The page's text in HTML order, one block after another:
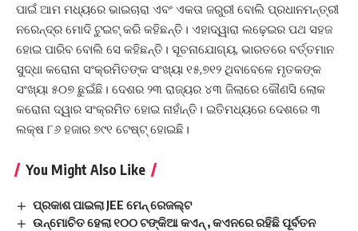
ପାଇଁ ଆମ ମଧ୍ୟରେ ଭାଇଚାରା ଏବଂ ଏକତା ଜରୁରୀ ବୋଲି ପ୍ରଧାନମନ୍ତ୍ରୀ
ନରେନ୍ଦ୍ର ମୋଦି ଟୁଇଟ୍‌ କରି କହିଛନ୍ତି। ଏହାଦ୍ୱାରା ଲଢ଼େଇର ପଥ ସହଜ
ହୋଇ ପାରିବ ବୋଲି ସେ କହିଛନ୍ତି। ସୂଚନାଯୋଗ୍ୟ, ଭାରତରେ ବର୍ତ୍ତମାନ
ସୁଦ୍ଧା କରୋନା ସଂକ୍ରମିତଙ୍କ ସଂଖ୍ୟା ୧୫,୭୧୨ ଥିବାବେଳେ ମୃତକଙ୍କ
ସଂଖ୍ୟା ୫୦୭ ଛୁଇଁଛି। ଦେଶର ୨୩ ରାଜ୍ୟର ୪୩ ଜିଲାରେ କୌଣସି ଲୋକ
କରୋନା ଦ୍ୱାର ସଂକ୍ରମିତ ହୋଇ ନାହାଁନ୍ତି। ଇତିମଧ୍ୟରେ ଦେଶରେ ୩
ଲକ୍ଷ ୮୬ ହଜାର ୭୯୧ ଟେଷ୍ଟ୍‌ ହୋଇଛି।
You Might Also Like
ପ୍ରକାଶ ପାଇଲା JEE ମେନ୍ ରେଜଲ୍ଟ
ଉନ୍ମୋଚିତ ହେଲା ୧୦୦ ଟଙ୍କିଆ କଏନ୍ , କଏନରେ ରହିଛି ପୂର୍ବତନ